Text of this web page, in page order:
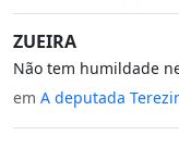
ZUEIRA
Não tem humildade
em A deputada